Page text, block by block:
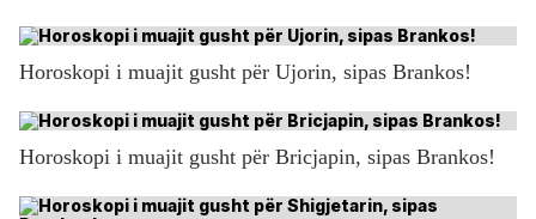
Horoskopi i muajit gusht për Ujorin, sipas Brankos!
Horoskopi i muajit gusht për Bricjapin, sipas Brankos!